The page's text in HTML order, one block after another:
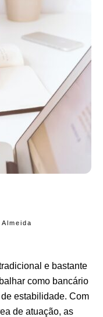
e bastante
como bancário
estabilidade. Com
de atuação, as